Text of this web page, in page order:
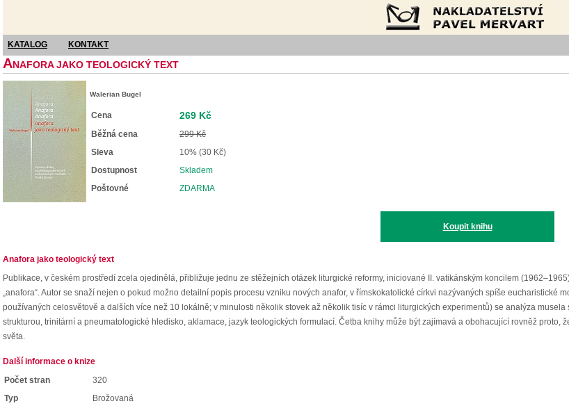
KATALOG KONTAKT
ANAFORA JAKO TEOLOGICKÝ TEXT
Walerian Bugel
Cena 269 Kč
Běžná cena
299 Kč
Sleva
10% (30 Kč)
Dostupnost
Skladem
Poštovné
ZDARMA
Koupit knihu
Anafora jako teologický text
Publikace, v českém prostředí zcela ojedinělá, přibližuje jednu ze stěžejních otázek liturgické reformy, iniciované II. vatikánským koncilem
„anafora“. Autor se snaží nejen o pokud možno detailní popis procesu vzniku nových anafor, v římskokatolické církvi nazývaných spíše eucharistické
používaných celosvětově a dalších více než 10 lokálně; v minulosti několik stovek až několik tisíc v rámci liturgických experimentů) se analýza
strukturou, trinitární a pneumatologické hledisko, aklamace, jazyk teologických formulací. Četba knihy může být zajímavá a obohacující rovněž
světa.
Další informace o knize
Počet stran
320
Typ
Brožovaná